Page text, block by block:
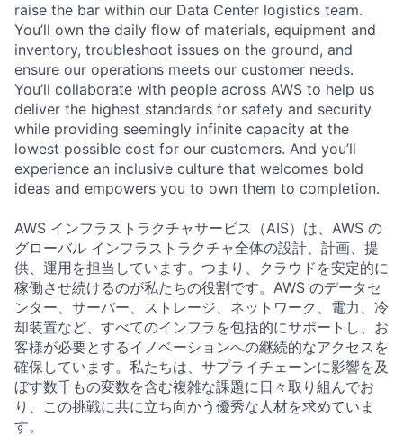
raise the bar within our Data Center logistics team.
You’ll own the daily flow of materials, equipment and
inventory, troubleshoot issues on the ground, and
ensure our operations meets our customer needs.
You’ll collaborate with people across AWS to help us
deliver the highest standards for safety and security
while providing seemingly infinite capacity at the
lowest possible cost for our customers. And you’ll
experience an inclusive culture that welcomes bold
ideas and empowers you to own them to completion.
AWS インフラストラクチャサービス（AIS）は、AWS の
グローバル インフラストラクチャ全体の設計、計画、提
供、運用を担当しています。つまり、クラウドを安定的に
稼働させ続けるのが私たちの役割です。AWS のデータセ
ンター、サーバー、ストレージ、ネットワーク、電力、冷
却装置など、すべてのインフラを包括的にサポートし、お
客様が必要とするイノベーションへの継続的なアクセスを
確保しています。私たちは、サプライチェーンに影響を及
ぼす数千もの変数を含む複雑な課題に日々取り組んでお
り、この挑戦に共に立ち向かう優秀な人材を求めていま
す。